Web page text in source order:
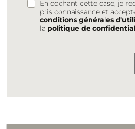
En cochant cette case, je
pris connaissance et
conditions générales
la politique de